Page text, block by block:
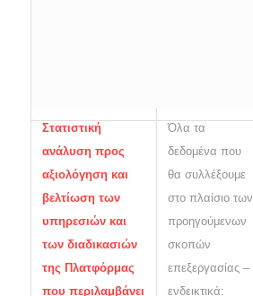
Στατιστική
ανάλυση προς
αξιολόγηση και
βελτίωση των
υπηρεσιών και
των διαδικασιών
της Πλατφόρμας
που περιλαμβάνει
Όλα τα
δεδομένα που
θα συλλέξουμε
στο πλαίσιο των
προηγούμενων
σκοπών
επεξεργασίας –
ενδεικτικά: